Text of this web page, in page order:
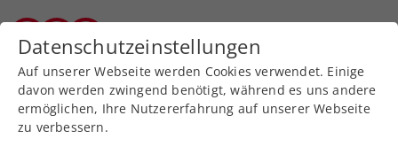
Zurück zur Newsübersicht
Turniere
Datenschutzeinstellungen
Auf unserer Webseite werden Cookies verwendet. Einige
davon werden zwingend benötigt, während es uns andere
ermöglichen, Ihre Nutzererfahrung auf unserer Webseite
zu verbessern.